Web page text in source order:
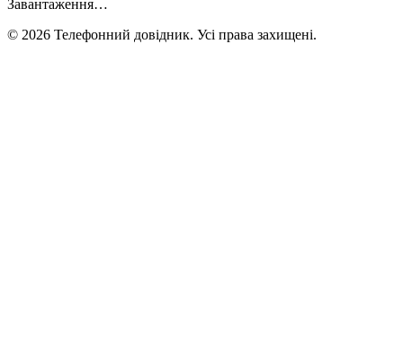
Завантаження…
© 2026 Телефонний довідник. Усі права захищені.